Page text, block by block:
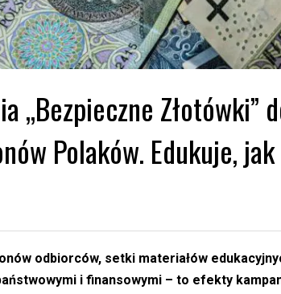
„Bezpieczne Złotówki”
Polaków. Edukuje,
odbiorców, setki materiałów
i finansowymi – to efekty